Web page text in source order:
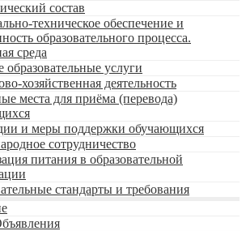
состав
техническое обеспечение и
образовательного процесса.
среда
услуги
хозяйственная деятельность
места для приёма (перевода)
и меры поддержки обучающихся
сотрудничество
питания в образовательной
стандарты и требования